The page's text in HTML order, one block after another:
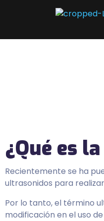
¿Qué es
Recientemente se ha
ultrasonidos para
Por lo tanto, el término
modificación en el uso